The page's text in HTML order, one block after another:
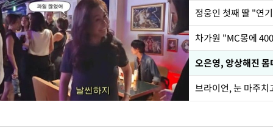
정웅인 첫째 딸 "연
오은영, 앙상해진